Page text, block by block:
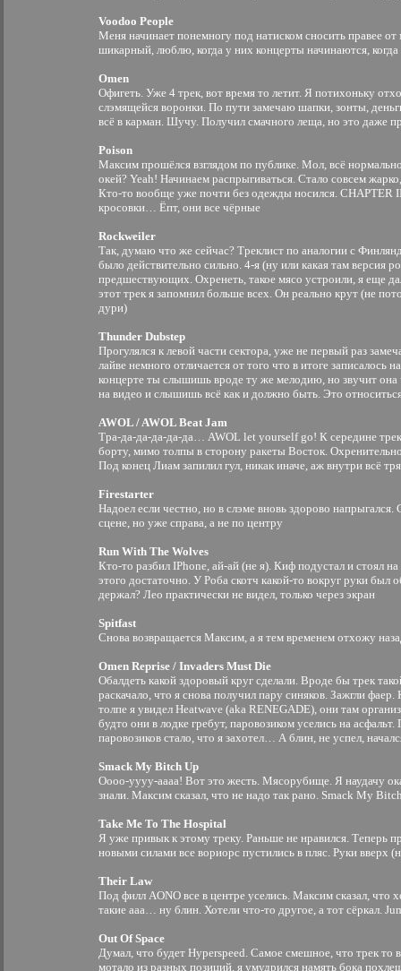
Voodoo People
Меня начинает понемногу под натиском сносить правее
шикарный, люблю, когда у них концерты начинаются, когда
Omen
Офигеть. Уже 4 трек, вот время то летит. Я потихоньку
слэмящейся воронки. По пути замечаю шапки, зонты,
всё в карман. Шучу. Получил смачного леща, но это даже
Poison
Максим прошёлся взглядом по публике. Мол, всё
окей? Yeah! Начинаем распрыгиваться. Стало совсем
Кто-то вообще уже почти без одежды носился. CHAPTER
кросовки… Ёпт, они все чёрные
Rockweiler
Так, думаю что же сейчас? Треклист по аналогии с
было действительно сильно. 4-я (ну или какая там версия
предшествующих. Охренеть, такое мясо устроили, я еще
этот трек я запомнил больше всех. Он реально крут (не
дури)
Thunder Dubstep
Прогулялся к левой части сектора, уже не первый раз
лайве немного отличается от того что в итоге записалось
концерте ты слышишь вроде ту же мелодию, но звучит
на видео и слышишь всё как и должно быть. Это
AWOL / AWOL Beat Jam
Тра-да-да-да-да-да… AWOL let yourself go! К середине
борту, мимо толпы в сторону ракеты Восток.
Под конец Лиам запилил гул, никак иначе, аж внутри всё
Firestarter
Надоел если честно, но в слэме вновь здорово
сцене, но уже справа, а не по центру
Run With The Wolves
Кто-то разбил IPhone, ай-ай (не я). Киф подустал и стоял
этого достаточно. У Роба скотч какой-то вокруг руки
держал? Лео практически не видел, только через экран
Spitfast
Снова возвращается Максим, а я тем временем отхожу
Omen Reprise / Invaders Must Die
Обалдеть какой здоровый круг сделали. Вроде бы трек
раскачало, что я снова получил пару синяков. Зажгли фаер.
толпе я увидел Heatwave (aka RENEGADE), они там
будто они в лодке гребут, паровозиком уселись на
паровозиков стало, что я захотел… А блин, не успел,
Smack My Bitch Up
Оооо-уууу-аааа! Вот это жесть. Мясорубище. Я наудачу
знали. Максим сказал, что не надо так рано. Smack My
Take Me To The Hospital
Я уже привык к этому треку. Раньше не нравился. Теперь
новыми силами все вориорс пустились в пляс. Руки вверх
Their Law
Под филл AONO все в центре уселись. Максим сказал, что
такие ааа… ну блин. Хотели что-то другое, а тот сёркал.
Out Of Space
Думал, что будет Hyperspeed. Самое смешное, что трек то
мотало из разных позиций, я умудрился намять бока